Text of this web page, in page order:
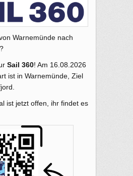
Warnemünde nach
Sail 360! Am 16.08.2026
ist in Warnemünde, Ziel
ist jetzt offen, ihr findet es